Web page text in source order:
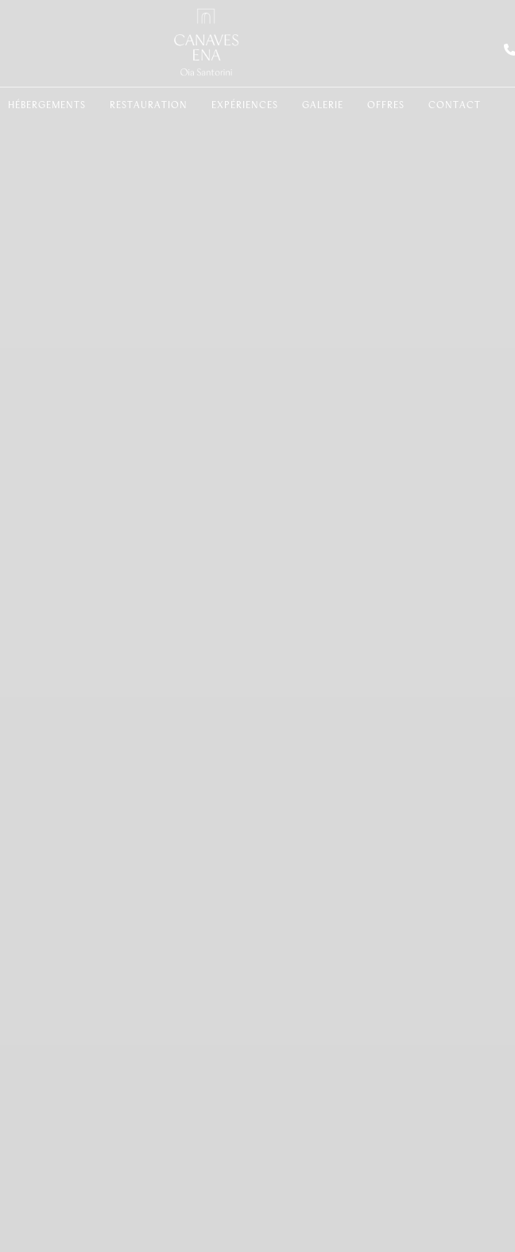
HÉBERGEMENTS RESTAURATION EXPÉRIENCES GALERIE OFFRES CONTACT